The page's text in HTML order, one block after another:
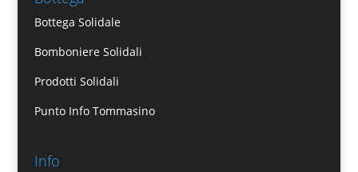
Bottega Solidale
Bomboniere Solidali
Prodotti Solidali
Punto Info Tommasino
Info